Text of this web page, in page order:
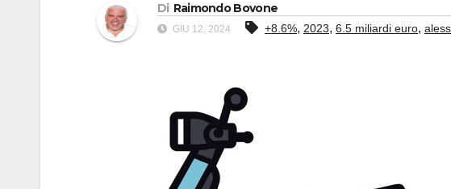
Di Raimondo Bovone
GIU 12, 2024 +8.6%, 2023, 6.5 miliardi euro,